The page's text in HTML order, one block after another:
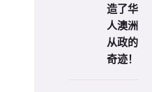
造了华
人澳洲
从政的
奇迹！